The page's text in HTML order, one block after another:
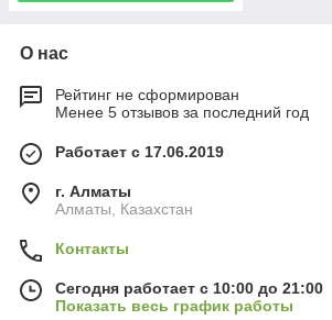
О нас
Рейтинг не сформирован
Менее 5 отзывов за последний год
Работает с 17.06.2019
г. Алматы
Алматы, Казахстан
Контакты
Сегодня работает с 10:00 до 21:00
Показать весь график работы